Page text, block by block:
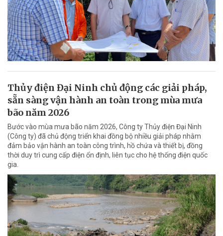
Thủy điện Đại Ninh chủ động các giải pháp,
sẵn sàng vận hành an toàn trong mùa mưa
bão năm 2026
Bước vào mùa mưa bão năm 2026, Công ty Thủy điện Đại Ninh
(Công ty) đã chủ động triển khai đồng bộ nhiều giải pháp nhằm
đảm bảo vận hành an toàn công trình, hồ chứa và thiết bị, đồng
thời duy trì cung cấp điện ổn định, liên tục cho hệ thống điện quốc
gia.